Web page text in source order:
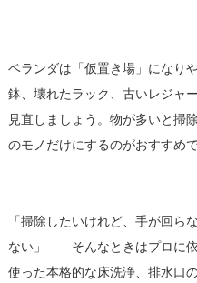
ベランダは「仮置き場」になり
鉢、壊れたラック、古いレジャ
見直しましょう。物が多いと掃
のモノだけにするのがおすすめで
「掃除したいけれど、手が回ら
ない」――そんなときはプロに
使った本格的な床洗浄、排水口